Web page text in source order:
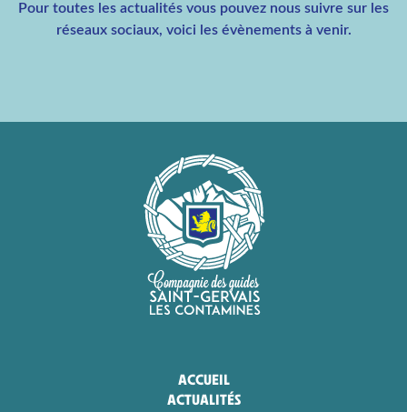
Pour toutes les actualités vous pouvez nous suivre sur les
réseaux sociaux, voici les évènements à venir.
ACCUEIL
ACTUALITÉS